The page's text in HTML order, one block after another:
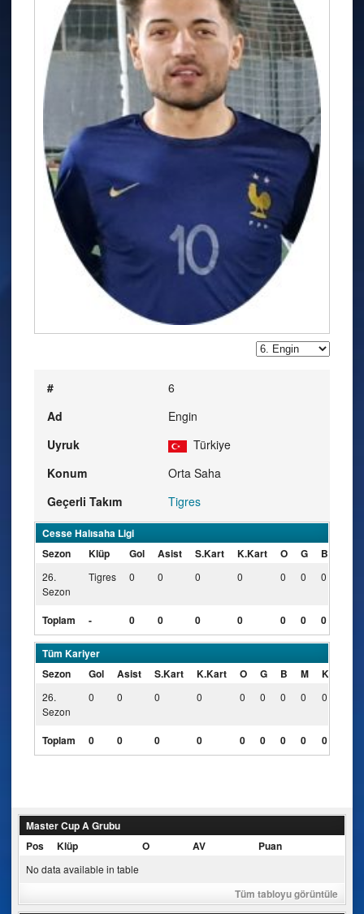
#
6
Ad
Engin
Uyruk
Türkiye
Konum
Orta Saha
Geçerli Takım
Tigres
Cesse Halısaha Ligi
Sezon
Klüp Gol Asist S.Kart K.Kart O G B
26.
Sezon
Tigres 0 0 0 0 0 0 0
Toplam - 0 0 0 0 0 0 0
Tüm Kariyer
Sezon
Gol Asist S.Kart K.Kart O G B M KK
26.
Sezon
0 0 0 0 0 0 0 0 0
Toplam 0 0 0 0 0 0 0 0 0
Master Cup A Grubu
Pos
Klüp O AV Puan
No data available in table
Tüm tabloyu görüntüle